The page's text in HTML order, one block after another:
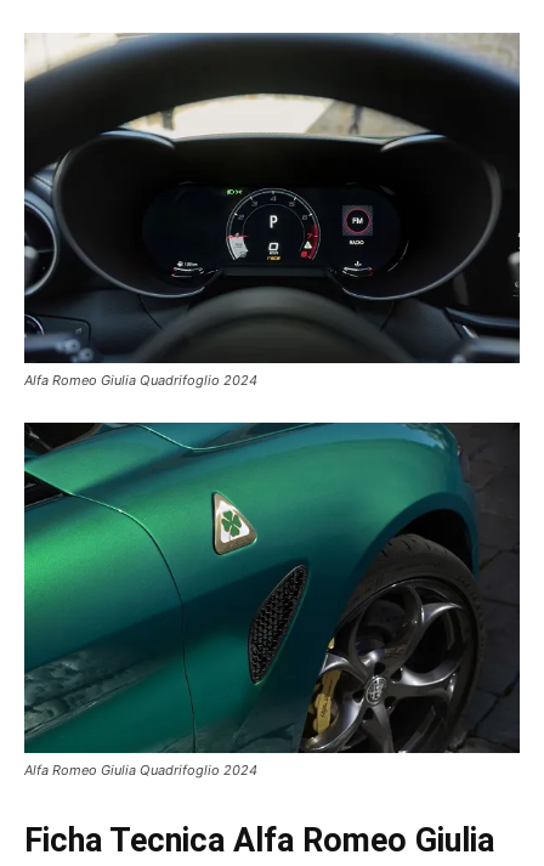
Alfa Romeo Giulia Quadrifoglio 2024
Alfa Romeo Giulia Quadrifoglio 2024
Ficha Tecnica Alfa Romeo Giulia